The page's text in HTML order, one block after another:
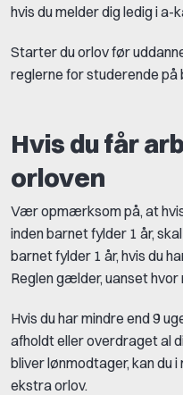
hvis du melder dig ledig i a-
Starter du orlov før
reglerne for studerende på
Hvis du får
orloven
Vær opmærksom på, at
inden barnet fylder 1 år,
barnet fylder 1 år, hvis du
Reglen gælder, uanset
Hvis du har mindre end 9
afholdt eller overdraget al
bliver lønmodtager, kan du
ekstra orlov.